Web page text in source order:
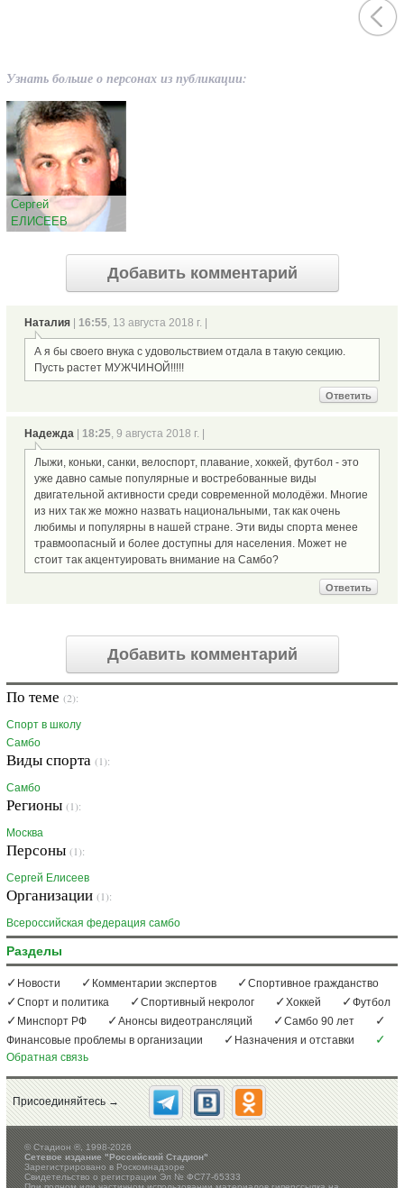
Узнать больше о персонах из публикации:
Сергей
ЕЛИСЕЕВ
Добавить комментарий
Наталия 16:55, 13 августа 2018 г. |
А я бы своего внука с удовольствием отдала в такую секцию.
Пусть растет МУЖЧИНОЙ!!!!!
Ответить
Надежда 18:25, 9 августа 2018 г. |
Лыжи, коньки, санки, велоспорт, плавание, хоккей, футбол - это
уже давно самые популярные и востребованные виды
двигательной активности среди современной молодёжи. Многие
из них так же можно назвать национальными, так как очень
любимы и популярны в нашей стране. Эти виды спорта менее
травмоопасный и более доступны для населения. Может не
стоит так акцентуировать внимание на Самбо?
Ответить
Добавить комментарий
По теме (2):
Спорт в школу
Самбо
Виды спорта (1):
Самбо
Регионы (1):
Москва
Персоны (1):
Сергей Елисеев
Организации (1):
Всероссийская федерация самбо
Разделы
Новости Комментарии экспертов
Спортивное гражданство
Спорт и политика
Спортивный некролог Хоккей
Футбол
Минспорт РФ
Анонсы видеотрансляций
Самбо 90 лет
Финансовые проблемы в организации
Назначения и отставки
Обратная связь
Присоединяйтесь →
©Стадион ®, 1998-2026
Сетевое издание "Российский Стадион"
Зарегистрировано в Роскомнадзоре
Свидетельство о регистрации Эл № ФС77-65333